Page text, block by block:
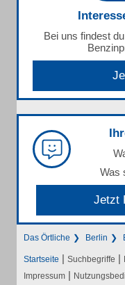
Bei uns findest
Was
Jetzt
Das Örtliche Berlin
Startseite | Suchbegriffe |
Impressum |